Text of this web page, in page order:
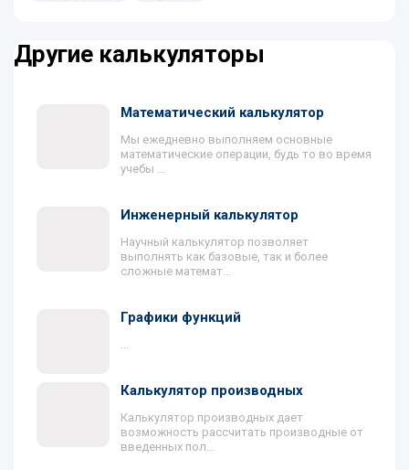
Другие калькуляторы
Математический калькулятор
Мы ежедневно выполняем основные
математические операции, будь то во время
учебы ...
Инженерный калькулятор
Научный калькулятор позволяет
выполнять как базовые, так и более
сложные математ...
Графики функций
...
Калькулятор производных
Калькулятор производных дает
возможность рассчитать производные от
введенных пол...